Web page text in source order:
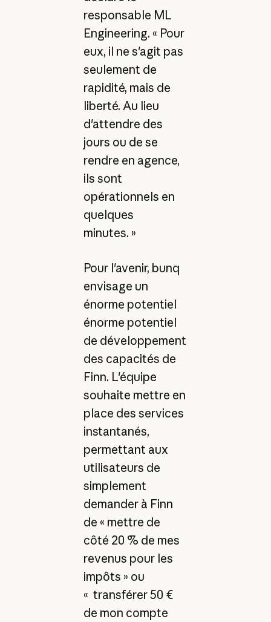
responsable ML
Engineering. « Pour
eux, il ne s'agit pas
seulement de
rapidité, mais de
liberté. Au lieu
d'attendre des
jours ou de se
rendre en agence,
ils sont
opérationnels en
quelques
minutes. »
Pour l'avenir, bunq
envisage un
énorme potentiel
énorme potentiel
de développement
des capacités de
Finn. L'équipe
souhaite mettre en
place des services
instantanés,
permettant aux
utilisateurs de
simplement
demander à Finn
de « mettre de
côté 20 % de mes
revenus pour les
impôts » ou
« transférer 50 €
de mon compte